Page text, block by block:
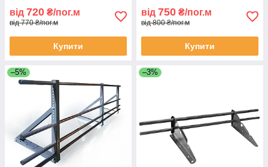
від 720 ₴/пог.м
від 770 ₴/пог.м
Купити
від 750 ₴/пог.м
від 800 ₴/пог.м
Купити
–5% –3%